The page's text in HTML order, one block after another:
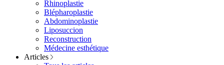
Rhinoplastie
Blépharoplastie
Abdominoplastie
Liposuccion
Reconstruction
Médecine esthétique
Articles